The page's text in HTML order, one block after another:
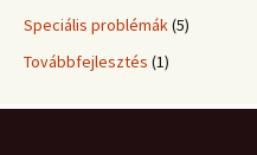
Speciális problémák(5)
Továbbfejlesztés (1)